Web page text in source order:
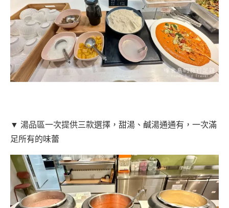
▼ 湯品區一次提供三款選擇，甜湯、鹹湯通通有，一次滿
足所有的味蕾